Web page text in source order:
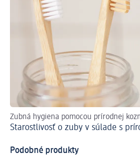
Zubná hygiena pomocou prírodnej
Starostlivosť o zuby v súlade s
Podobné produkty